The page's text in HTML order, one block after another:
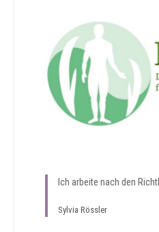
Ich arbeite nach den
Sylvia Rössler